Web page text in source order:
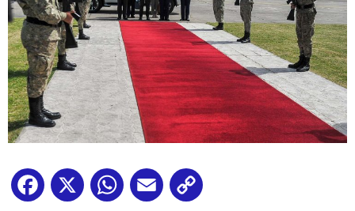
Facebook
X WhatsApp
Email